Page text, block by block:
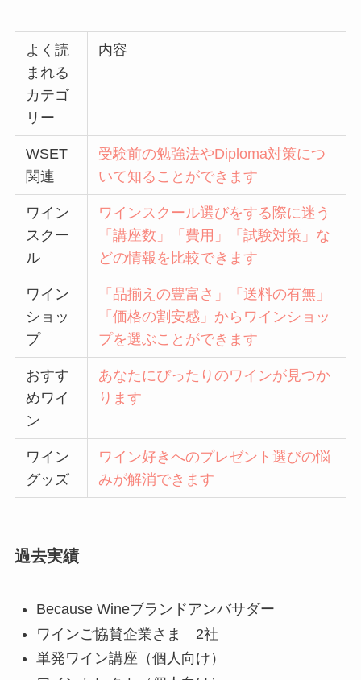
よく読
まれる
カテゴ
リー
内容
WSET
関連
受験前の勉強法やDiploma対策につ
いて知ることができます
ワイン
スクー
ル
ワインスクール選びをする際に迷う
「講座数」「費用」「試験対策」な
どの情報を比較できます
ワイン
ショッ
プ
「品揃えの豊富さ」「送料の有無」
「価格の割安感」からワインショッ
プを選ぶことができます
おすす
めワイ
ン
あなたにぴったりのワインが見つか
ります
ワイン
グッズ
ワイン好きへのプレゼント選びの悩
みが解消できます
過去実績
Because Wineブランドアンバサダー
ワインご協賛企業さま 2社
単発ワイン講座（個人向け）